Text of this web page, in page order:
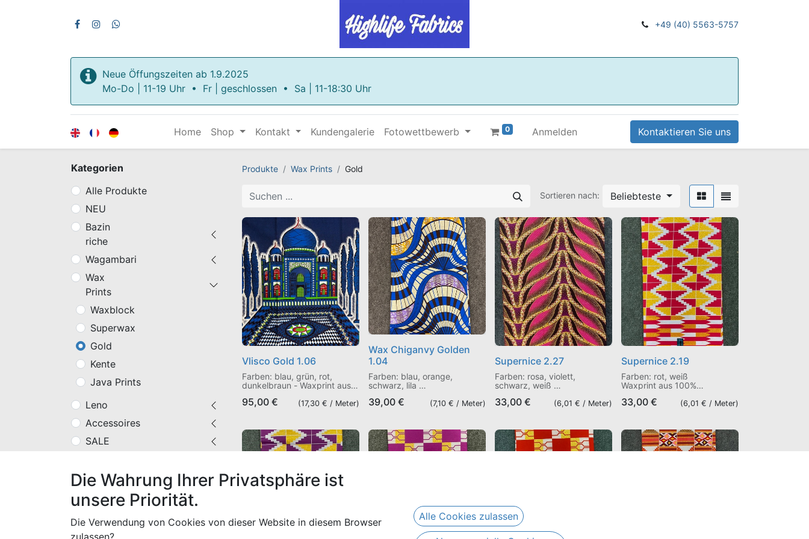
+49 (40) 5563-5757
Neue Öffungszeiten ab 1.9.2025
Mo-Do | 11-19 Uhr • Fr | geschlossen • Sa | 11-18:30 Uhr
Home Shop Kontakt Kundengalerie Fotowettbewerb 0 Anmelden Kontaktieren Sie uns
Kategorien
Alle Produkte
NEU
Bazin
riche
Wagambari
Wax
Prints
Waxblock
Superwax
Gold
Kente
Java Prints
Leno
Accessoires
SALE
Produkte Wax Prints Gold
Sortieren nach: Beliebteste
Vlisco Gold 1.06
Farben: blau, grün, rot,
dunkelbraun - Waxprint aus
mit Silber Foliendruck
95,00 € (17,30 € / Meter)
Wax Chiganvy Golden
1.04
Farben: blau, orange,
schwarz, lila
Baumwolle, einseitig mit
39,00 € (7,10 € / Meter)
Supernice 2.27
Farben: rosa, violett,
schwarz, weiß
Baumwolle, einseitig mit
33,00 € (6,01 € / Meter)
Supernice 2.19
Farben: rot, weiß
Waxprint aus 100%
Gold-Glitzer
33,00 € (6,01 € / Meter)
Die Wahrung Ihrer Privatsphäre ist
unsere Priorität.
Die Verwendung von Cookies von dieser Website in diesem Browser
zulassen?
Alle Cookies zulassen